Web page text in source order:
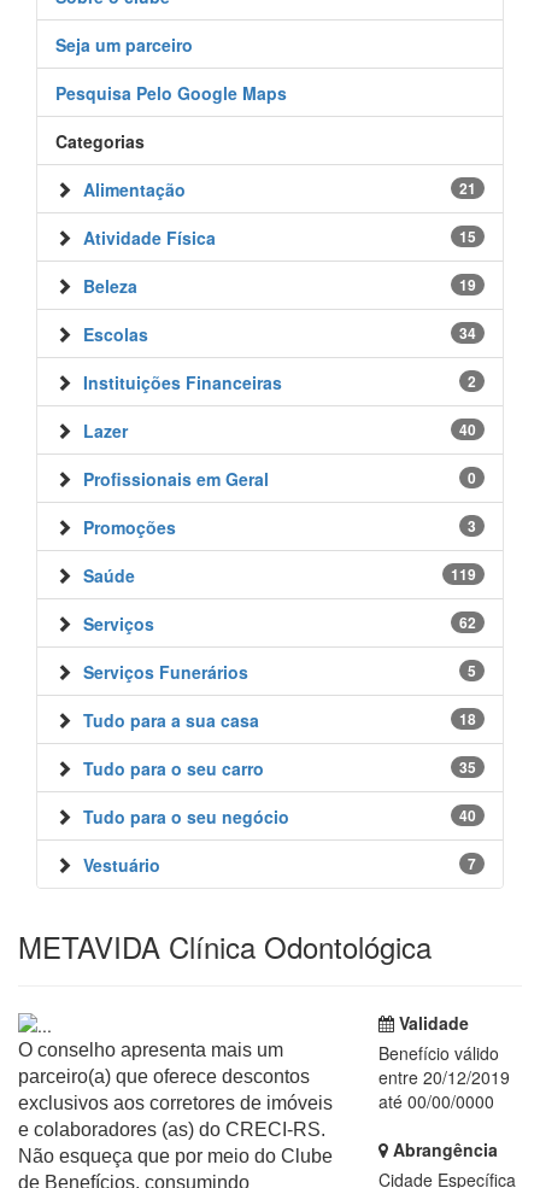
Seja um parceiro
Pesquisa Pelo Google Maps
Categorias
21
Alimentação
15
Atividade Física
19
Beleza
34
Escolas
2
Instituições Financeiras
40
Lazer
0
Profissionais em Geral
3
Promoções
119
Saúde
62
Serviços
5
Serviços Funerários
18
Tudo para a sua casa
35
Tudo para o seu carro
40
Tudo para o seu negócio
7
Vestuário
METAVIDA Clínica Odontológica
O conselho apresenta mais um
parceiro(a) que oferece descontos
exclusivos aos corretores de imóveis
e colaboradores (as) do CRECI-RS.
Não esqueça que por meio do Clube
de Benefícios, consumindo
Validade
Benefício válido
entre 20/12/2019
até 00/00/0000
Abrangência
Cidade Específica